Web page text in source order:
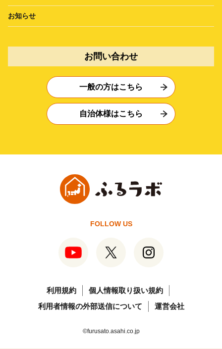
お知らせ
お問い合わせ
一般の方はこちら
自治体様はこちら
FOLLOW US
利用規約
個人情報取り扱い規約
利用者情報の外部送信について
運営会社
©furusato.asahi.co.jp